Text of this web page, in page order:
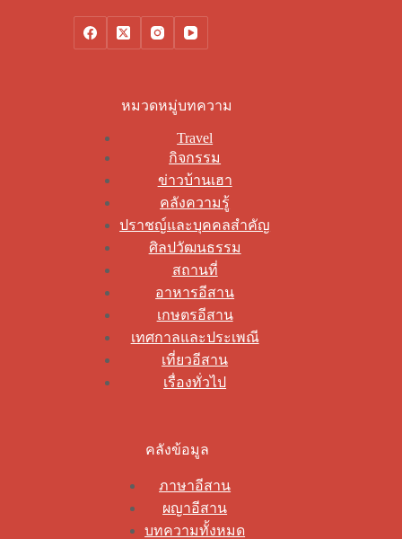
หมวดหมู่บทความ
Travel
กิจกรรม
ข่าวบ้านเฮา
คลังความรู้
ปราชญ์และบุคคลสำคัญ
ศิลปวัฒนธรรม
สถานที่
อาหารอีสาน
เกษตรอีสาน
เทศกาลและประเพณี
เที่ยวอีสาน
เรื่องทั่วไป
คลังข้อมูล
ภาษาอีสาน
ผญาอีสาน
บทความทั้งหมด